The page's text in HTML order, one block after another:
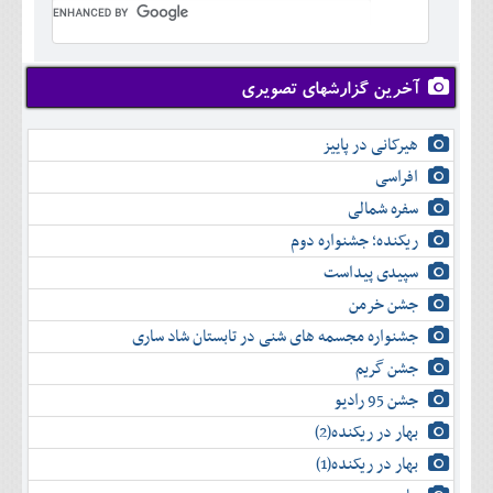
دی
بهمن
اسفند
آبان
آذر
دی
بهمن
اسفند
شهريور
مهر
آبان
آذر
دی
بهمن
اسفند
تير
مرداد
شهريور
مهر
آبان
آذر
دی
بهمن
اسفند
آخرین گزارشهای تصویری
هیرکانی در پاییز
افراسی
سفره شمالی
ریکنده؛ جشنواره دوم
سپیدی پیداست
جشن خرمن
جشنواره مجسمه های شنی در تابستان شاد ساری
جشن گریم
جشن 95 رادیو
بهار در ریکنده(2)
بهار در ریکنده(1)